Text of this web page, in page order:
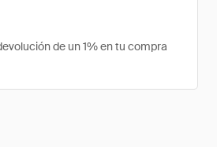
de un 1% en tu compra